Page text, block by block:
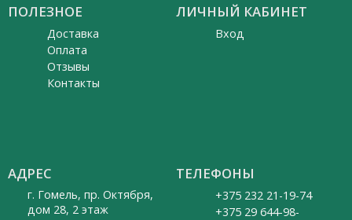
ПОЛЕЗНОЕ
Доставка
Оплата
Отзывы
Контакты
ЛИЧНЫЙ КАБИНЕТ
Вход
АДРЕС
г. Гомель, пр. Октября,
дом 28, 2 этаж
ТЕЛЕФОНЫ
+375 232 21-19-74
+375 29 644-98-